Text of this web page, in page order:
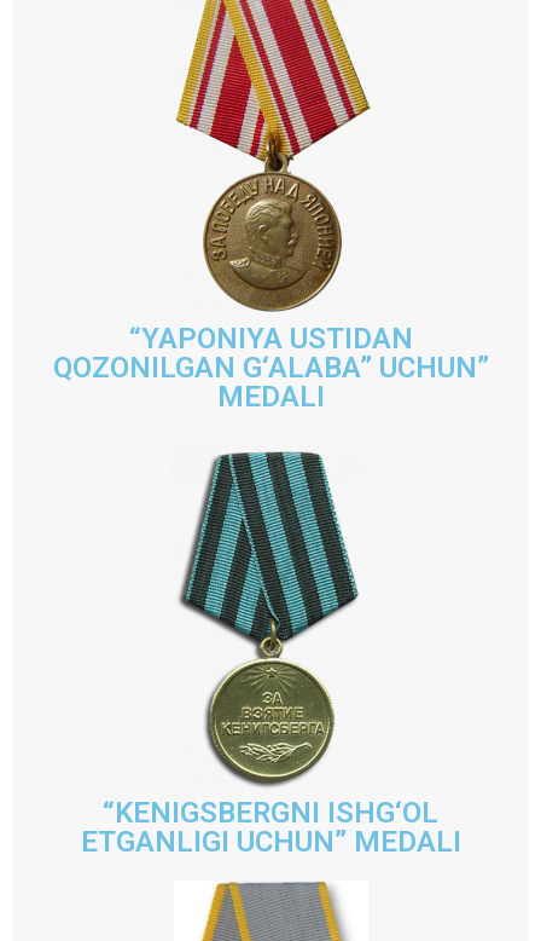
“YAPONIYA USTIDAN
QOZONILGAN G‘ALABA” UCHUN”
MEDALI
“KENIGSBERGNI ISHG‘OL
ETGANLIGI UCHUN” MEDALI